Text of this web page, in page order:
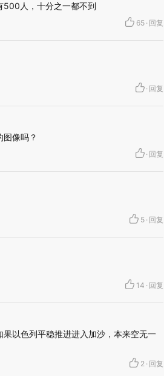
500人，十分之一都不到
65 · 回复
· 回复
像吗？
· 回复
5 · 回复
14 · 回复
以色列平稳推进进入加沙，本来空无一
2 · 回复